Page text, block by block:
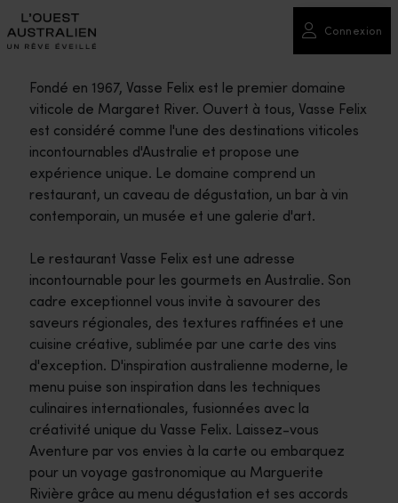
Connexion
Fondé en 1967, Vasse Felix est le premier domaine
viticole de Margaret River. Ouvert à tous, Vasse Felix
est considéré comme l'une des destinations viticoles
incontournables d'Australie et propose une
expérience unique. Le domaine comprend un
restaurant, un caveau de dégustation, un bar à vin
contemporain, un musée et une galerie d'art.
Le restaurant Vasse Felix est une adresse
incontournable pour les gourmets en Australie. Son
cadre exceptionnel vous invite à savourer des
saveurs régionales, des textures raffinées et une
cuisine créative, sublimée par une carte des vins
d'exception. D'inspiration australienne moderne, le
menu puise son inspiration dans les techniques
culinaires internationales, fusionnées avec la
créativité unique du Vasse Felix. Laissez-vous
Aventure par vos envies à la carte ou embarquez
pour un voyage gastronomique au Marguerite
Rivière grâce au menu dégustation et ses accords